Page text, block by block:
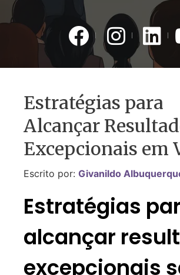
Estratégias para
Alcançar
Excepcionais em
Escrito por: Givanildo
Estratégias
alcançar
excepcionais